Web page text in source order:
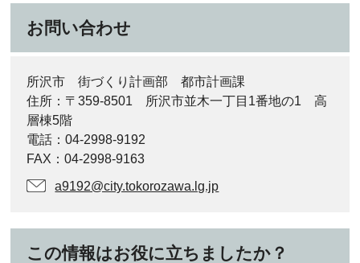
お問い合わせ
所沢市 街づくり計画部 都市計画課
住所：〒359-8501 所沢市並木一丁目1番地の1 高
層棟5階
電話：04-2998-9192
FAX：04-2998-9163
a9192@city.tokorozawa.lg.jp
この情報はお役に立ちましたか？